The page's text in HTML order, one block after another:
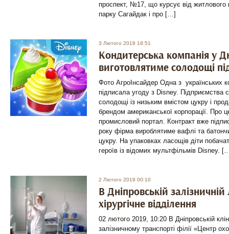
проспект, №17, що курсує від
парку Сагайдак і про […]
3 Лютого 2019 18:51
Кондитерська компанія у
виготовлятиме солодощі
Фото АгроІнсайдер Одна з українських
підписала угоду з Disney. Підприємства
солодощі із низьким вмістом цукру і
брендом американської корпорації. Про
промисловий портал. Контракт вже
року фірма вироблятиме вафлі та
цукру. На упаковках ласощів діти
героїв із відомих мультфільмів Disney.
2 Лютого 2019 00:10
В Дніпровській
хірургічне відділення
02 лютого 2019, 10:20 В Дніпровській
залізничному транспорті філії «Центр